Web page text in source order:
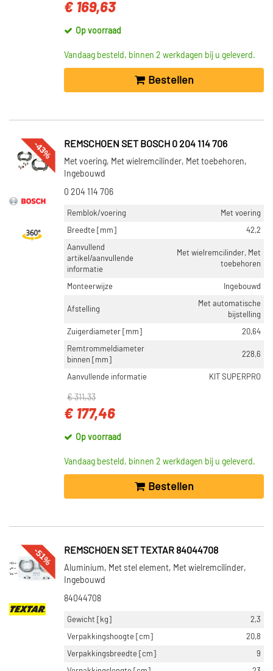
€ 169,63
Op voorraad
Vandaag besteld, binnen 2 werkdagen bij u geleverd.
Bestellen
-43% REMSCHOEN SET BOSCH 0 204 114 706
Met voering, Met wielremcilinder, Met toebehoren,
Ingebouwd
0 204 114 706
Remblok/voering
Met voering
Breedte [mm]
42,2
Aanvullend
artikel/aanvullende
informatie
Met wielremcilinder, Met
toebehoren
Monteerwijze Ingebouwd
Afstelling
Met automatische
bijstelling
Zuigerdiameter [mm]
20,64
Remtrommeldiameter
binnen [mm]
228,6
Aanvullende informatie KIT SUPERPRO
€ 311,33
€ 177,46
Op voorraad
Vandaag besteld, binnen 2 werkdagen bij u geleverd.
Bestellen
-51% REMSCHOEN SET TEXTAR 84044708
Aluminium, Met stel element, Met wielremcilinder,
Ingebouwd
84044708
Gewicht [kg]
2,3
Verpakkingshoogte [cm]
20,8
Verpakkingsbreedte [cm]
9